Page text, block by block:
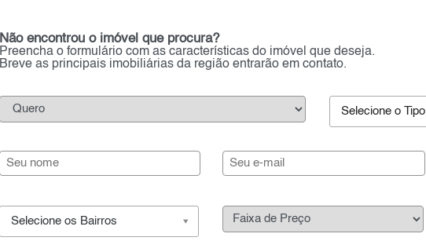
Não encontrou o imóvel que procura?
Preencha o formulário com as características do imóvel que deseja.
Breve as principais imobiliárias da região entrarão em contato.
Selecione o Tipo
Selecione os Bairros